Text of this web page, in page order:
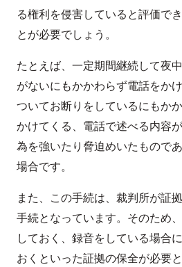
る権利を侵害していると評価で
とが必要でしょう。
たとえば、一定期間継続して夜
がないにもかかわらず電話をか
ついてお断りをしているにもか
かけてくる、電話で述べる内容
為を強いたり脅迫めいたもので
場合です。
また、この手続は、裁判所が証
手続となっています。そのため
しておく、録音をしている場合
おくといった証拠の保全が必要